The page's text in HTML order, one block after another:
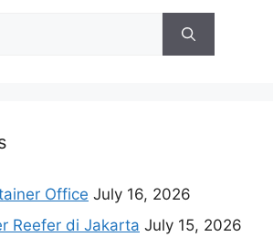
Office July 16, 2026
Reefer di Jakarta July 15, 2026